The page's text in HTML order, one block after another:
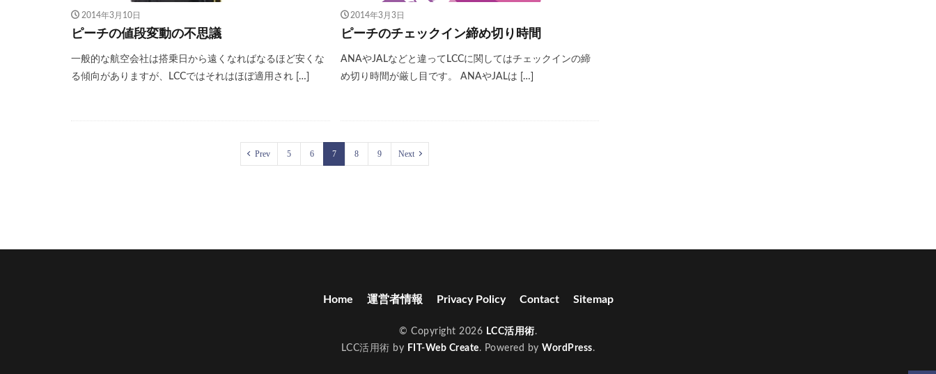
2014年3月10日
ピーチの値段変動の不思議
一般的な航空会社は搭乗日から遠くなればなるほど安くな
る傾向がありますが、LCCではそれはほぼ適用され […]
2014年3月3日
ピーチのチェックイン締め切り時間
ANAやJALなどと違ってLCCに関してはチェックインの締
め切り時間が厳し目です。 ANAやJALは […]
Prev 5 6 7 8 9 Next
Home 運営者情報 Privacy Policy Contact Sitemap
© Copyright 2026 LCC活用術.
LCC活用術 by FIT-Web Create. Powered byWordPress.